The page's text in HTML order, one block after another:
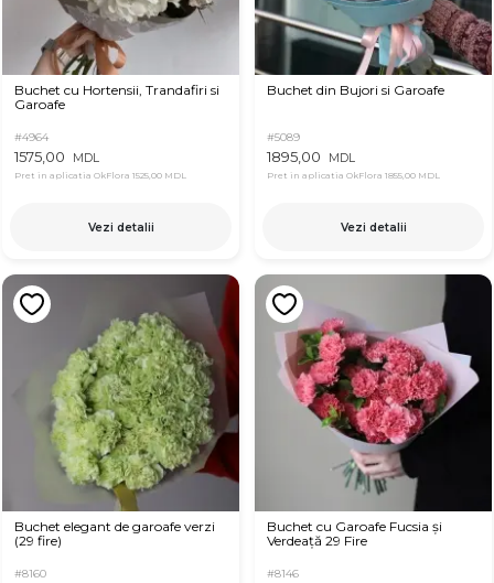
Buchet cu Hortensii, Trandafiri si
Garoafe
#4964
1575,00 MDL
Pret in aplicatia OkFlora 1525,00 MDL
Vezi detalii
Buchet din Bujori si Garoafe
#5089
1895,00 MDL
Pret in aplicatia OkFlora 1855,00 MDL
Vezi detalii
Buchet elegant de garoafe verzi
(29 fire)
#8160
Buchet cu Garoafe Fucsia și
Verdeață 29 Fire
#8146